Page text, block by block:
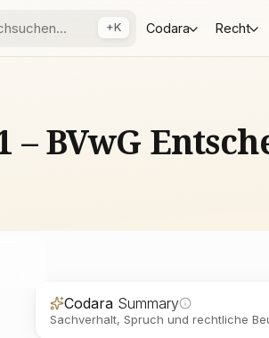
+K Codara Recht
– BVwG
Codara Summary
Sachverhalt, Spruch und rechtliche